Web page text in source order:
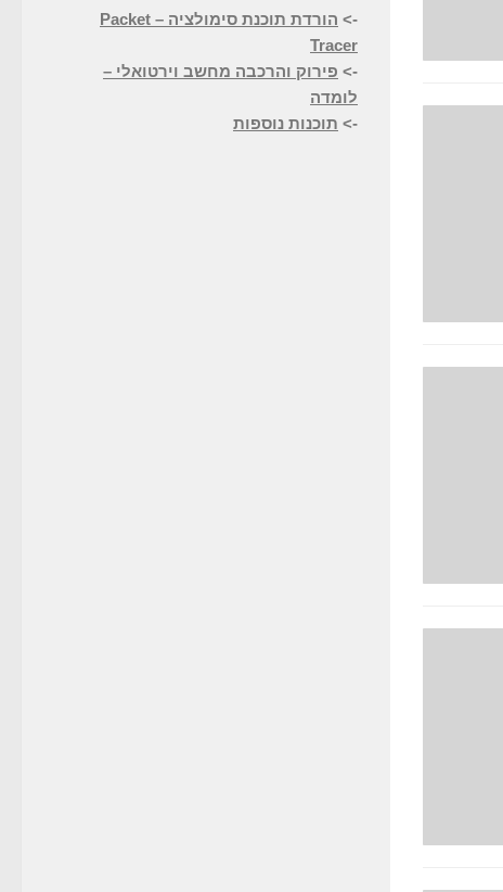
->
הורדת תוכנת סימולציה – Packet
Tracer
-> פירוק והרכבה מחשב וירטואלי –
לומדה
-> תוכנות נוספות